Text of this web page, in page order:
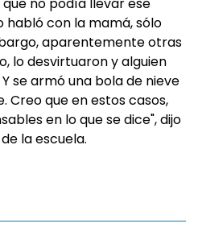
habló con la mamá, sólo
aparentemente otras
lo desvirtuaron y alguien
se armó una bola de nieve
Creo que en estos casos,
en lo que se dice", dijo
la escuela.